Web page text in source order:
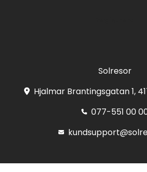
Solresor
Hjalmar Brantingsgatan 1,
077-551 00